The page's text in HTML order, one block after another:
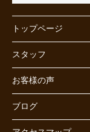
トップページ
スタッフ
お客様の声
ブログ